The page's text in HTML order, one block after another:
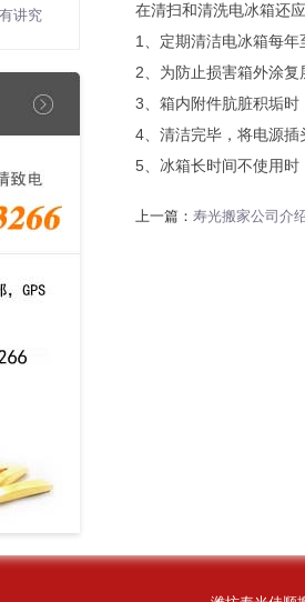
讲究
在清扫和清洗电冰箱还
1、定期清洁电冰箱每
2、为防止损害箱外涂
3、箱内附件肮脏积垢
4、清洁完毕，将电源插
5、冰箱长时间不使用
上一篇： 寿光搬家公司介